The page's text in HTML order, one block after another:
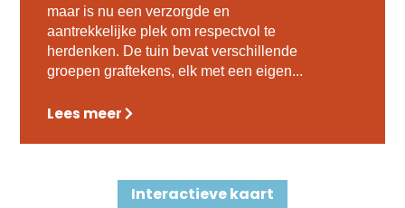
maar is nu een verzorgde en
aantrekkelijke plek om respectvol te
herdenken. De tuin bevat verschillende
groepen graftekens, elk met een eigen...
Lees meer
Interactieve kaart